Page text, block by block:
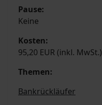
Pause:
Keine
Kosten:
95,20 EUR (inkl. MwSt.)
Themen:
Bankrückläufer